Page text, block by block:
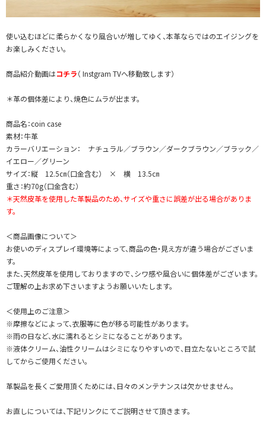
使い込むほどに柔らかくなり風合いが増してゆく、本革ならではのエイジングを
お楽しみください。
商品紹介動画はコチラ（ Instgram TVへ移動致します）
＊革の個体差により、焼色にムラが出ます。
商品名：coin case
素材：牛革
カラーバリエーション： ナチュラル／ブラウン／ダークブラウン／ブラック／
イエロー／グリーン
サイズ：縦 12.5㎝（口金含む） × 横 13.5㎝
重さ：約70g（口金含む）
＊天然皮革を使用した革製品のため、サイズや重さに誤差が出る場合がありま
す。
＜商品画像について＞
お使いのディスプレイ環境等によって、商品の色・見え方が違う場合がございま
す。
また、天然皮革を使用しておりますので、シワ感や風合いに個体差がございます。
ご理解の上お求め下さいますようお願いいたします。
＜使用上のご注意＞
※摩擦などによって、衣服等に色が移る可能性があります。
※雨の日など、水に濡れるとシミになることがあります。
※液体クリーム、油性クリームはシミになりやすいので、目立たないところで試
してからご使用ください。
革製品を長くご愛用頂くためには、日々のメンテナンスは欠かせません。
お直しについては、下記リンクにてご説明させて頂きます。